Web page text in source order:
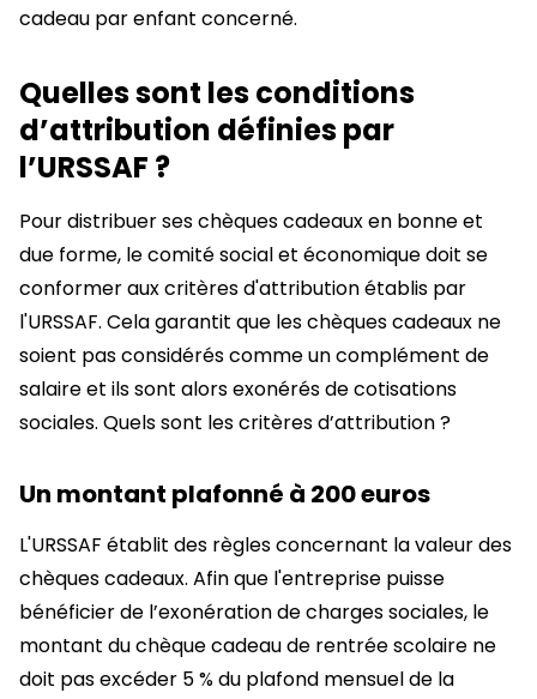
cadeau par enfant concerné.
Quelles sont les conditions
d’attribution définies par
l’URSSAF ?
Pour distribuer ses chèques cadeaux en bonne et
due forme, le comité social et économique doit se
conformer aux critères d'attribution établis par
l'URSSAF. Cela garantit que les chèques cadeaux ne
soient pas considérés comme un complément de
salaire et ils sont alors exonérés de cotisations
sociales. Quels sont les critères d’attribution ?
Un montant plafonné à 200 euros
L'URSSAF établit des règles concernant la valeur des
chèques cadeaux. Afin que l'entreprise puisse
bénéficier de l’exonération de charges sociales, le
montant du chèque cadeau de rentrée scolaire ne
doit pas excéder 5 % du plafond mensuel de la